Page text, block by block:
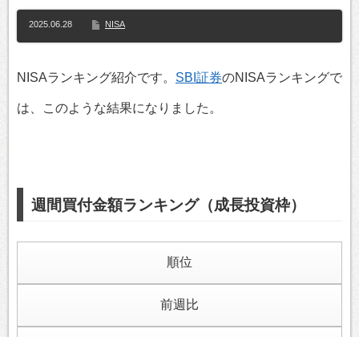
2025.06.28 NISA
NISAランキング紹介です。 SBI証券のNISAランキングで
は、このような結果になりました。
週間買付金額ランキング（成長投資枠）
順位
前週比